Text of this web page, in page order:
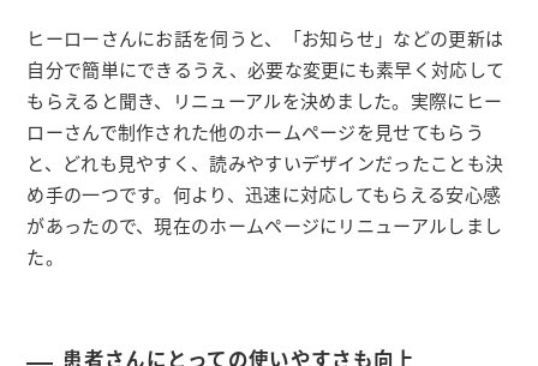
ヒーローさんにお話を伺うと、「お知らせ」などの更新は
自分で簡単にできるうえ、必要な変更にも素早く対応して
もらえると聞き、リニューアルを決めました。実際にヒー
ローさんで制作された他のホームページを見せてもらう
と、どれも見やすく、読みやすいデザインだったことも決
め手の一つです。何より、迅速に対応してもらえる安心感
があったので、現在のホームページにリニューアルしまし
た。
患者さんにとっての使いやすさも向上